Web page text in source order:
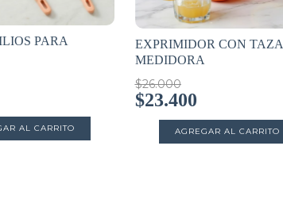
PARA
EXPRIMIDOR CON TAZA
MEDIDORA
$26.000
$23.400